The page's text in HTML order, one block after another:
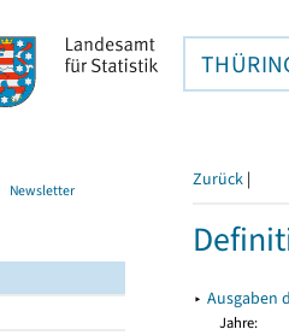
Newsletter Zurück |
▸ Ausgaben
Jahre: